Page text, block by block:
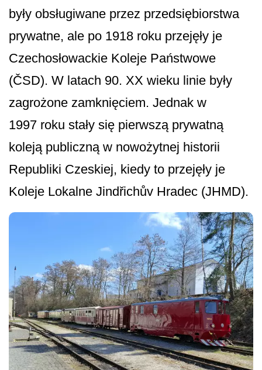
były obsługiwane przez przedsiębiorstwa
prywatne, ale po 1918 roku przejęły je
Czechosłowackie Koleje Państwowe
(ČSD). W latach 90. XX wieku linie były
zagrożone zamknięciem. Jednak w
1997 roku stały się pierwszą prywatną
koleją publiczną w nowożytnej historii
Republiki Czeskiej, kiedy to przejęły je
Koleje Lokalne Jindřichův Hradec (JHMD).